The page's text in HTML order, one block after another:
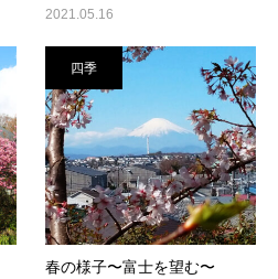
2021.05.16
四季
春の様子〜富士を望む〜